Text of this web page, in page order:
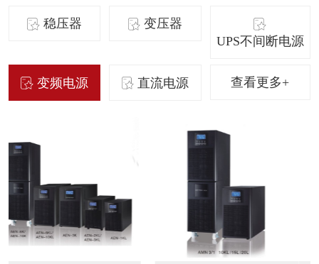
稳压器
变压器
UPS不间断电源
变频电源 直流电源 查看更多+